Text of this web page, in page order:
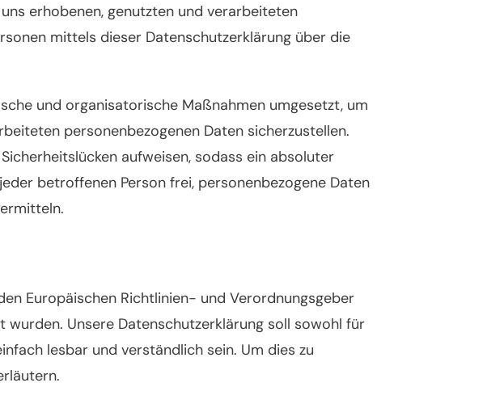
erhobenen, genutzten und verarbeiteten
mittels dieser Datenschutzerklärung über die
und organisatorische Maßnahmen umgesetzt, um
personenbezogenen Daten sicherzustellen.
aufweisen, sodass ein absoluter
betroffenen Person frei, personenbezogene Daten
Europäischen Richtlinien- und Verordnungsgeber
Unsere Datenschutzerklärung soll sowohl für
lesbar und verständlich sein. Um dies zu